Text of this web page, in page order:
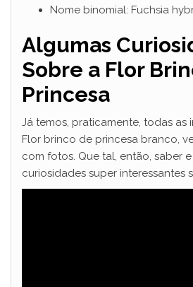
Nome binomial: Fuchsia
Algumas
Sobre a Flor
Princesa
Já temos, praticamente, todas as
Flor brinco de princesa branco,
com fotos. Que tal, então, saber
curiosidades super interessantes